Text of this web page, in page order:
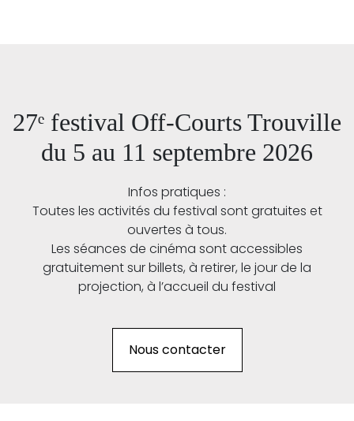
27ᵉ festival Off-Courts Trouville
du 5 au 11 septembre 2026
Infos pratiques :
Toutes les activités du festival sont gratuites et
ouvertes à tous.
Les séances de cinéma sont accessibles
gratuitement sur billets, à retirer, le jour de la
projection, à l’accueil du festival
Nous contacter